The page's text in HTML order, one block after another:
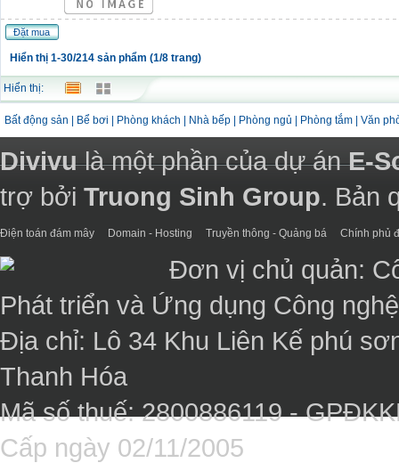
Đặt mua
Hiển thị 1-30/214 sản phẩm (1/8 trang)
Hiển thị:
Bất động sản Bể bơi Phòng khách Nhà bếp Phòng ngủ Phòng tắm Văn
Divivulà một phần của dự ánE-
trợ bởi Truong Sinh Group. Bản
Điện toán đám mây Domain - Hosting Truyền thông - Quảng bá Chính phủ
Đơn vị chủ quản:
Phát triển và Ứng dụng Công
Địa chỉ: Lô 34 Khu Liên Kế phú
Thanh Hóa
Mã số thuế: 2800886119 -
Cấp ngày 02/11/2005